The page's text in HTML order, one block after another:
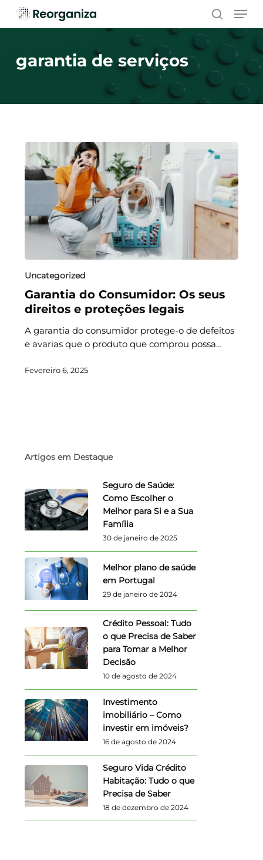
Skip
search
garantia de serviços
Uncategorized
Garantia do Consumidor: Os seus
direitos e proteções legais
A garantia do consumidor protege-o de defeitos
e avarias que o produto que comprou possa…
Fevereiro 6, 2025
Artigos em Destaque
Seguro de Saúde:
Como Escolher o
Melhor para Si e a Sua
Família
30 de janeiro de 2025
Melhor plano de saúde
em Portugal
29 de janeiro de 2024
Crédito Pessoal: Tudo
o que Precisa de Saber
para Tomar a Melhor
Decisão
10 de agosto de 2024
Investimento
imobiliário – Como
investir em imóveis?
16 de agosto de 2024
Seguro Vida Crédito
Habitação: Tudo o que
Precisa de Saber
18 de dezembro de 2024